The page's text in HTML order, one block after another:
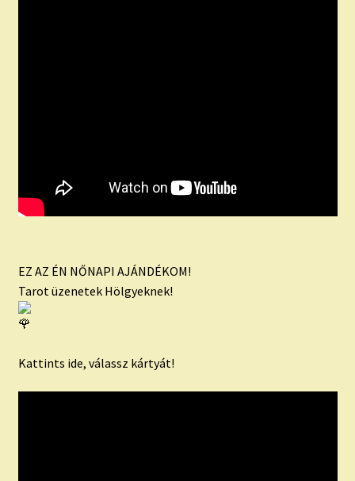
EZ AZ ÉN NŐNAPI AJÁNDÉKOM!
Tarot üzenetek Hölgyeknek!
Kattints ide, válassz kártyát!